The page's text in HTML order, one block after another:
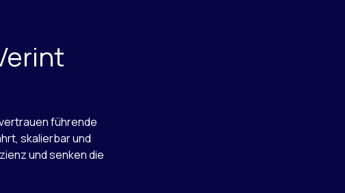
führende
skalierbar und
und senken die